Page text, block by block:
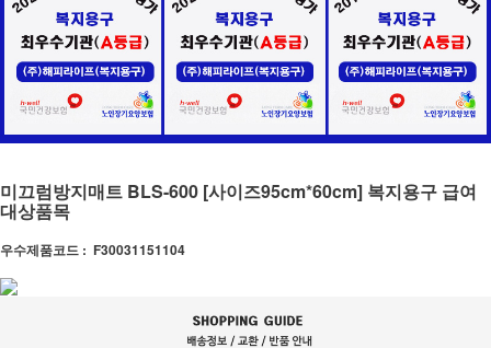
미끄럼방지매트 BLS-600 [사이즈95cm*60cm] 복지용구 급여
대상품목
우수제품코드 : F30031151104